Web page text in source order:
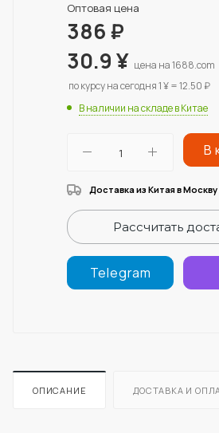
Оптовая цена
386₽
30.9¥ цена на 1688.com
по курсу на сегодня 1 ¥ = 12.50 ₽
В наличии на складе в Китае
В
Доставка из Китая в Москву
Рассчитать
Telegram
ОПИСАНИЕ ДОСТАВКА И